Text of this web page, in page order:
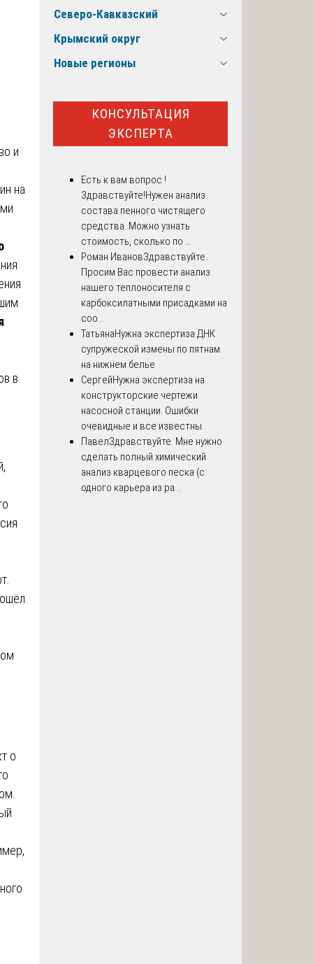
и
на
в
о
Северо-Кавказский
Крымский округ
Новые регионы
КОНСУЛЬТАЦИЯ
ЭКСПЕРТА
Есть к вам вопрос !
Здравствуйте!Нужен анализ
состава пенного чистящего
средства. Можно узнать
стоимость, сколько по ...
Роман ИвановЗдравствуйте.
Просим Вас провести анализ
нашего теплоносителя с
карбоксилатными присадками на
соо...
ТатьянаНужна экспертиза ДНК
супружеской измены по пятнам
на нижнем белье
СергейНужна экспертиза на
конструкторские чертежи
насосной станции. Ошибки
очевидные и все известны.
ПавелЗдравствуйте. Мне нужно
сделать полный химический
анализ кварцевого песка (с
одного карьера из ра...